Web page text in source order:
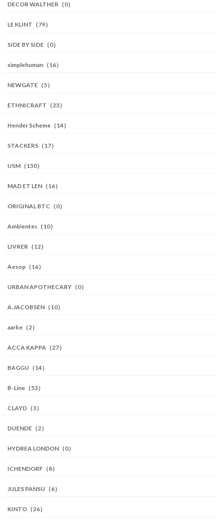
DECOR WALTHER（0）
LE KLINT（79）
SIDE BY SIDE（0）
simplehuman（16）
NEWGATE（5）
ETHNICRAFT（23）
Hender Scheme（14）
STACKERS（17）
USM（150）
MAD ET LEN（16）
ORIGINAL BTC（0）
Ambientec（10）
LIVRER（12）
Aesop（16）
URBAN APOTHECARY（0）
A.JACOBSEN（10）
aarke（2）
ACCA KAPPA（27）
BAGGU（14）
B-Line（53）
CLAYD（3）
DUENDE（2）
HYDREA LONDON（0）
ICHENDORF（8）
JULES PANSU（6）
KINTO（26）